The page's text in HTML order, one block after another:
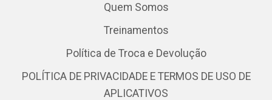
Quem Somos
Treinamentos
Política de Troca e Devolução
POLÍTICA DE PRIVACIDADE E TERMOS DE USO DE
APLICATIVOS